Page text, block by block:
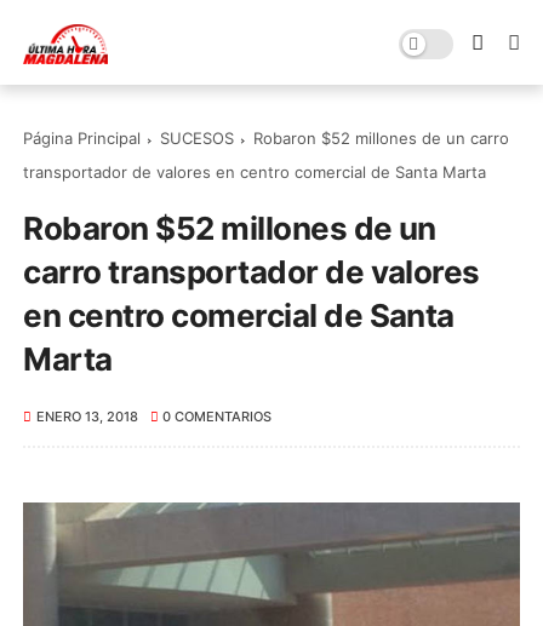
Página Principal SUCESOS
Robaron $52 millones de un carro
transportador de valores en centro comercial de Santa Marta
Robaron $52 millones de un
carro transportador de valores
en centro comercial de Santa
Marta
ENERO 13, 2018 0 COMENTARIOS